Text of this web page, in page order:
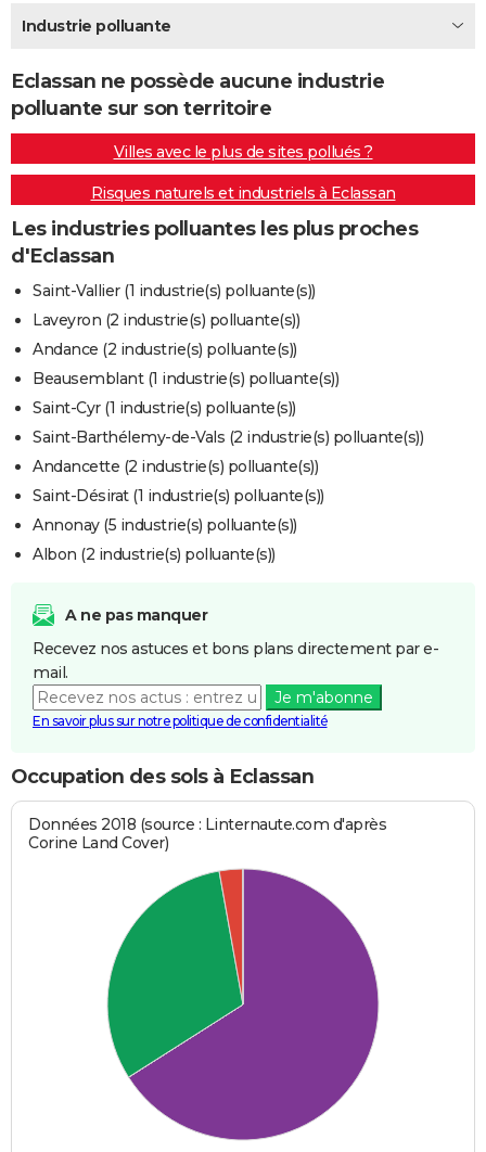
Destinations
City break
Voyage nature
Voyage de noces
Forum
Climat
+PHOTO
GUIDES D'ACHAT
BONS PLANS
CARTE DE VOEUX
Carte de Noël
Carte Bonne année
Carte Saint-Valentin
Carte Pâques
Carte d'anniversaire
DICTIONNAIRE
Dictionnaire
Biographies
Citations
Expressions
Proverbes
PROGRAMME TV
COPAINS D'AVANT
S'inscrire
Se connecter
Lycées
Collèges
Primaires
Universités
Entreprises
Service militaire
Avis de recherche
AVIS DE DÉCÈS
FORUM
Bricolage
Lifestyle
Culture
Sport
Auto
Television
Voyage
Cinema
Industrie polluante
Eclassan ne possède aucune industrie
polluante sur son territoire
Villes avec le plus de sites pollués ?
Risques naturels et industriels à Eclassan
Les industries polluantes les plus proches
d'Eclassan
Saint-Vallier (1 industrie(s) polluante(s))
Laveyron (2 industrie(s) polluante(s))
Andance (2 industrie(s) polluante(s))
Beausemblant (1 industrie(s) polluante(s))
Saint-Cyr (1 industrie(s) polluante(s))
Saint-Barthélemy-de-Vals (2 industrie(s) polluante(s))
Andancette (2 industrie(s) polluante(s))
Saint-Désirat (1 industrie(s) polluante(s))
Annonay (5 industrie(s) polluante(s))
Albon (2 industrie(s) polluante(s))
A ne pas manquer
Recevez nos astuces et bons plans directement par e-
mail.
Je m'abonne
En savoir plus sur notre politique de confidentialité
Occupation des sols à Eclassan
Données 2018 (source : Linternaute.com d'après
Corine Land Cover)